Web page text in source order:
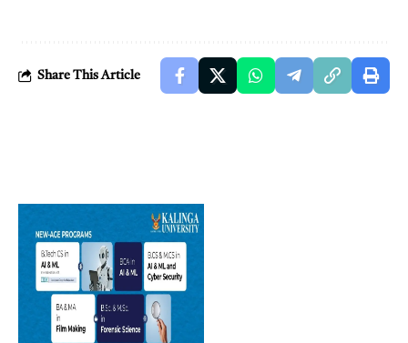
Share This Article